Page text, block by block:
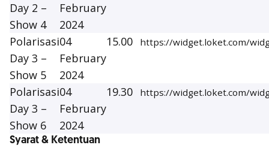
Day 2 –
Show 4
February
2024
Polarisasi
Day 3 –
Show 5
04
February
2024
15.00 https://widget.loket.com/
Polarisasi
Day 3 –
Show 6
04
February
2024
19.30 https://widget.loket.com/
Syarat & Ketentuan